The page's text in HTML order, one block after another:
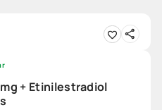
+ Etinilestradiol